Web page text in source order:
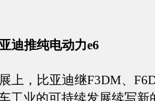
迪推纯电动力e6
，比亚迪继F3DM、
工业的可持续发展续写新